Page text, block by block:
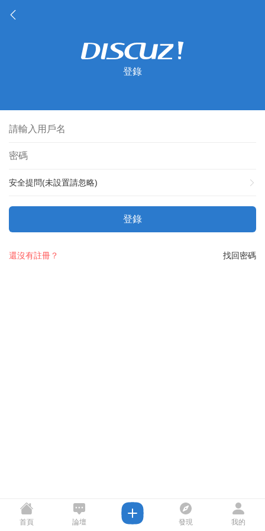
登錄
安全提問(未設置請忽略)
登錄
找回密碼
還沒有註冊？
首頁 論壇 發現 我的